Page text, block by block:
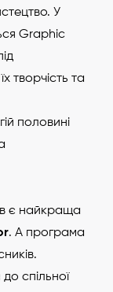
У
Graphic
творчість та
половині
є найкраща
. А програма
спільної